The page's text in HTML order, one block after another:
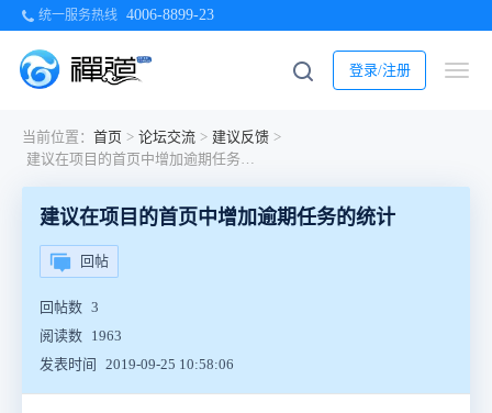
统一服务热线 4006-8899-23
登录/注册
当前位置： 首页 > 论坛交流 > 建议反馈 >
建议在项目的首页中增加逾期任务的统计
建议在项目的首页中增加逾期任务的统计
回帖
回帖数 3
阅读数 1963
发表时间
2019-09-25 10:58:06